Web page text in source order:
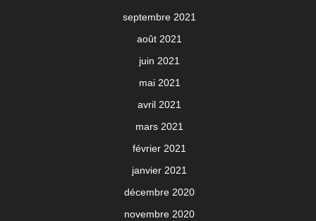
septembre 2021
août 2021
juin 2021
mai 2021
avril 2021
mars 2021
février 2021
janvier 2021
décembre 2020
novembre 2020